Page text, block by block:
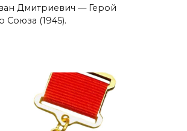
Дмитриевич — Герой
Союза (1945).